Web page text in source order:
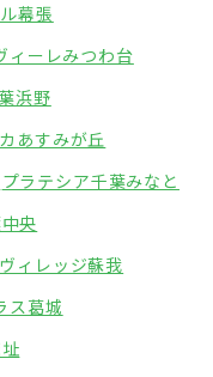
幕張
ィーレみつわ台
浜野
あすみが丘
プラテシア千葉みなと
央
ィレッジ蘇我
ス葛城